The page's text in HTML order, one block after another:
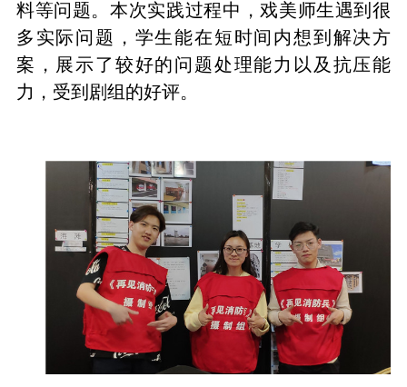
料等问题。本次实践过程中，戏美师生遇到很
多实际问题，学生能在短时间内想到解决方
案，展示了较好的问题处理能力以及抗压能
力，受到剧组的好评。